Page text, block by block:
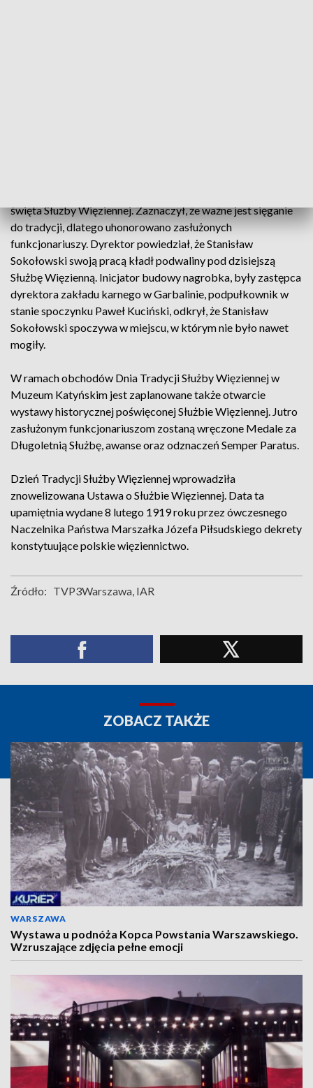
święta Służby Więziennej. Zaznaczył, że ważne jest sięganie
do tradycji, dlatego uhonorowano zasłużonych
funkcjonariuszy. Dyrektor powiedział, że Stanisław
Sokołowski swoją pracą kładł podwaliny pod dzisiejszą
Służbę Więzienną. Inicjator budowy nagrobka, były zastępca
dyrektora zakładu karnego w Garbalinie, podpułkownik w
stanie spoczynku Paweł Kuciński, odkrył, że Stanisław
Sokołowski spoczywa w miejscu, w którym nie było nawet
mogiły.
W ramach obchodów Dnia Tradycji Służby Więziennej w
Muzeum Katyńskim jest zaplanowane także otwarcie
wystawy historycznej poświęconej Służbie Więziennej. Jutro
zasłużonym funkcjonariuszom zostaną wręczone Medale za
Długoletnią Służbę, awanse oraz odznaczeń Semper Paratus.
Dzień Tradycji Służby Więziennej wprowadziła
znowelizowana Ustawa o Służbie Więziennej. Data ta
upamiętnia wydane 8 lutego 1919 roku przez ówczesnego
Naczelnika Państwa Marszałka Józefa Piłsudskiego dekrety
konstytuujące polskie więziennictwo.
Źródło: TVP3Warszawa, IAR
ZOBACZ TAKŻE
WARSZAWA
Wystawa u podnóża Kopca Powstania Warszawskiego.
Wzruszające zdjęcia pełne emocji